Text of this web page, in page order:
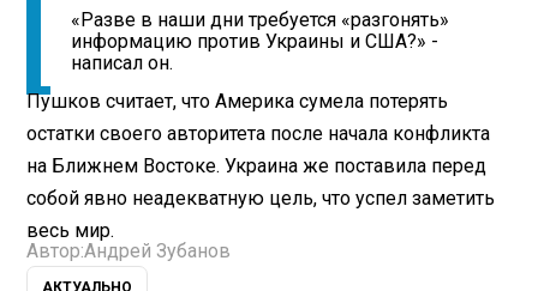
«Разве в наши дни требуется «разгонять»
информацию против Украины и США?» -
написал он.
Пушков считает, что Америка сумела потерять
остатки своего авторитета после начала конфликта
на Ближнем Востоке. Украина же поставила перед
собой явно неадекватную цель, что успел заметить
весь мир.
Автор:Андрей Зубанов